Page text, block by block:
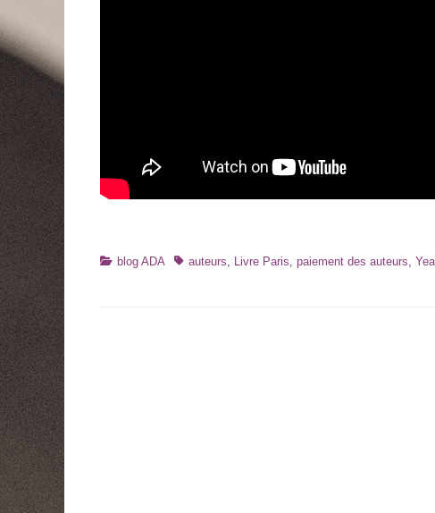
Catégories
blog ADA Tagsauteurs Livre Paris paiement des auteurs